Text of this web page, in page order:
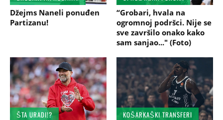
Džejms Naneli ponuđen
Partizanu!
“Grobari, hvala na
ogromnoj podršci. Nije se
sve završilo onako kako
sam sanjao..." (Foto)
ŠTA URADI!?
KOŠARKAŠKI TRANSFERI